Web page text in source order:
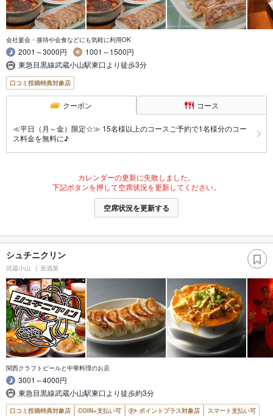
会社宴会・接待や会食などにも気軽に利用OK
2001～3000円
1001～1500円
東急目黒線武蔵小山駅東口より徒歩3分
口コミ投稿特典対象店
クーポン コース
≪平日（月～金）限定☆≫ 15名様以上のコースご予約で1名様分のコー
ス料金を無料に♪
カレンダーの更新に失敗しました。
下記ボタンを押して空席状況を更新してください。
空席状況を更新する
シュチニクリン
武蔵小山 居酒屋
関西クラフトビールと中華料理のお店
3001～4000円
東急目黒線武蔵小山駅東口より徒歩約3分
口コミ投稿特典対象店 COIN+支払い可 ポイントプラス対象店 スマート支払い可